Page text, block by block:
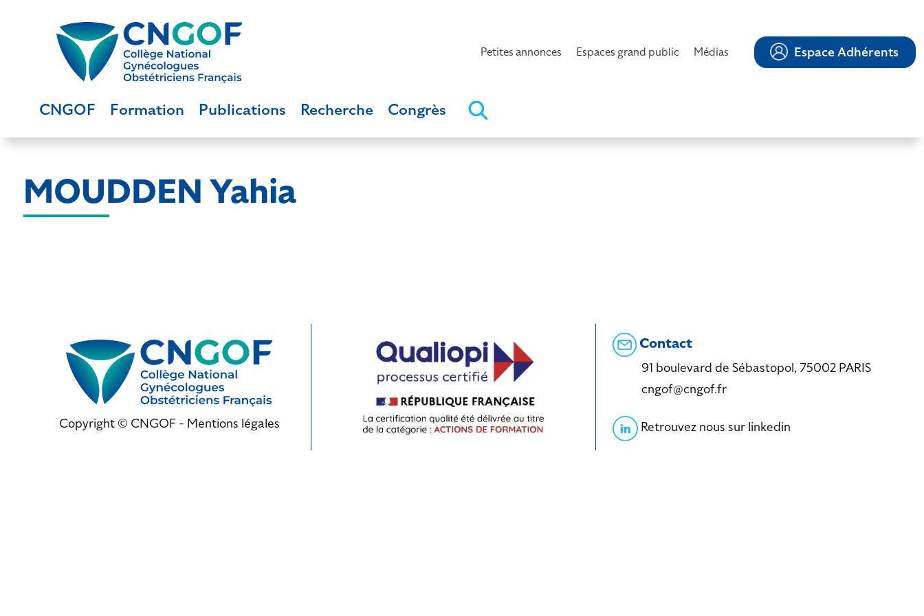
Petites annonces Espaces grand public Médias Espace Adhérents
CNGOF Formation Publications Recherche Congrès
MOUDDEN Yahia
Copyright © CNGOF - Mentions légales
Contact
91 boulevard de Sébastopol, 75002 PARIS
cngof@cngof.fr
Retrouvez nous sur linkedin